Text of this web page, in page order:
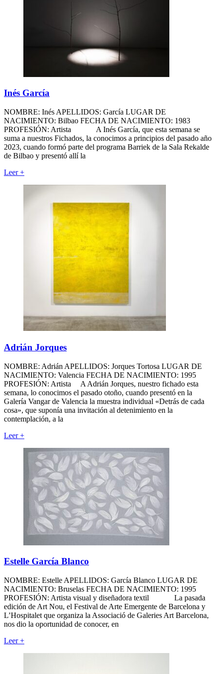
Inés García
NOMBRE: Inés APELLIDOS: García LUGAR DE
NACIMIENTO: Bilbao FECHA DE NACIMIENTO: 1983
PROFESIÓN: Artista A Inés García, que esta semana se
suma a nuestros Fichados, la conocimos a principios del pasado año
2023, cuando formó parte del programa Barriek de la Sala Rekalde
de Bilbao y presentó allí la
Leer+
Adrián Jorques
NOMBRE: Adrián APELLIDOS: Jorques Tortosa LUGAR DE
NACIMIENTO: Valencia FECHA DE NACIMIENTO: 1995
PROFESIÓN: Artista A Adrián Jorques, nuestro fichado esta
semana, lo conocimos el pasado otoño, cuando presentó en la
Galería Vangar de Valencia la muestra individual «Detrás de cada
cosa», que suponía una invitación al detenimiento en la
contemplación, a la
Leer+
Estelle García Blanco
NOMBRE: Estelle APELLIDOS: García Blanco LUGAR DE
NACIMIENTO: Bruselas FECHA DE NACIMIENTO: 1995
PROFESIÓN: Artista visual y diseñadora textil La pasada
edición de Art Nou, el Festival de Arte Emergente de Barcelona y
L’Hospitalet que organiza la Associació de Galeries Art Barcelona,
nos dio la oportunidad de conocer, en
Leer+